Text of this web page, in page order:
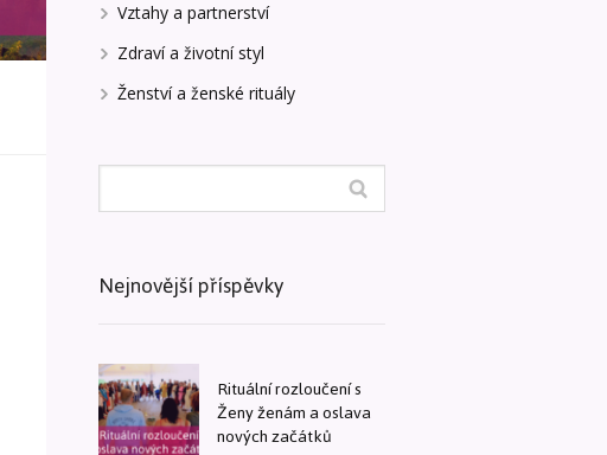
Vztahy a partnerství
Zdraví a životní styl
Ženství a ženské rituály
Nejnovější příspěvky
Rituální rozloučení s
Ženy ženám a oslava
nových začátků